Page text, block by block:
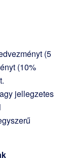
(5
(10%
jellegzetes